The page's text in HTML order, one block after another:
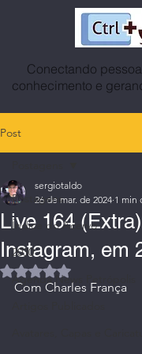
Conectando
conhecimento e
Post
Postagens
Índice do Acervo
2030
Agenda News Petrópolis
Live 164
Instagram, em
sergiotaldo
26 de mar. de 2024 1 min
Avaliado com NaN de
Com Charles França